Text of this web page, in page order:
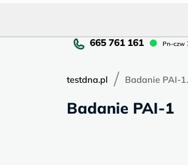
Pn–czw
testdna.pl / Badanie PAI-
Badanie PAI-1